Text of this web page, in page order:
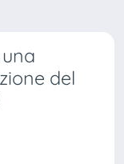
del